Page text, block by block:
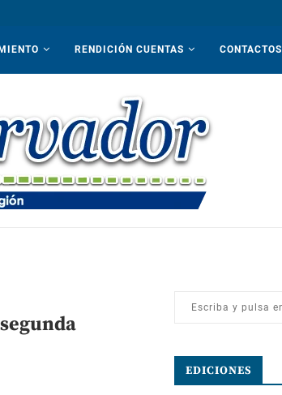
RENDICIÓN CUENTAS CONTACTOS
EDICIONES